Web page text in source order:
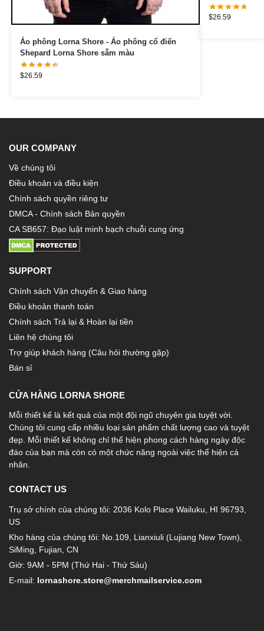
Áo phông Lorna Shore - Áo phông cổ điển
Shepard Lorna Shore sẫm màu
$26.59
$26.59
OUR COMPANY
Về chúng tôi
Điều khoản và điều kiện
Chính sách quyền riêng tư
DMCA - Chính sách Bản quyền
CA SB657: Đạo luật minh bạch chuỗi cung ứng
SUPPORT
Chính sách Vận chuyển & Giao hàng
Điều khoản thanh toán
Chính sách Trả lại & Hoàn lại tiền
Liên hệ chúng tôi
Trợ giúp khách hàng (Câu hỏi thường gặp)
Bán sỉ
CỬA HÀNG LORNA SHORE
Mỗi thiết kế là kết quả của một đội ngũ chuyên gia tuyệt vời.
Chúng tôi cung cấp nhiều loại sản phẩm chất lượng cao và tuyệt
đẹp. Mỗi thiết kế không chỉ thể hiện phong cách hàng ngày độc
đáo của bạn mà còn có một chức năng ngoài việc thể hiện cá
nhân.
CONTACT US
Trụ sở chính của chúng tôi: 2036 Kolo Place Wailuku, HI 96793,
US
Kho hàng của chúng tôi: No.109, Lianxiuli (Lujiang New Town),
SiMing, Fujian, CN
Giờ: 9AM - 5PM (Thứ Hai - Thứ Sáu)
E-mail: lornashore.store@merchmailservice.com